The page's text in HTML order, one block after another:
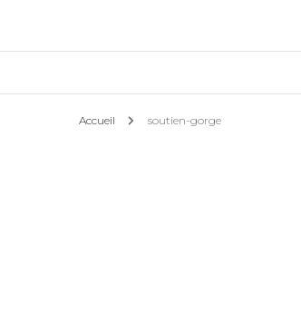
Accueil soutien-gorge